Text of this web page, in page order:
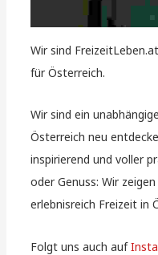
Wir sind
für Österreich.
Wir sind ein
Österreich neu
inspirierend und voller
oder Genuss: Wir
erlebnisreich Freizeit in
Folgt uns auch auf